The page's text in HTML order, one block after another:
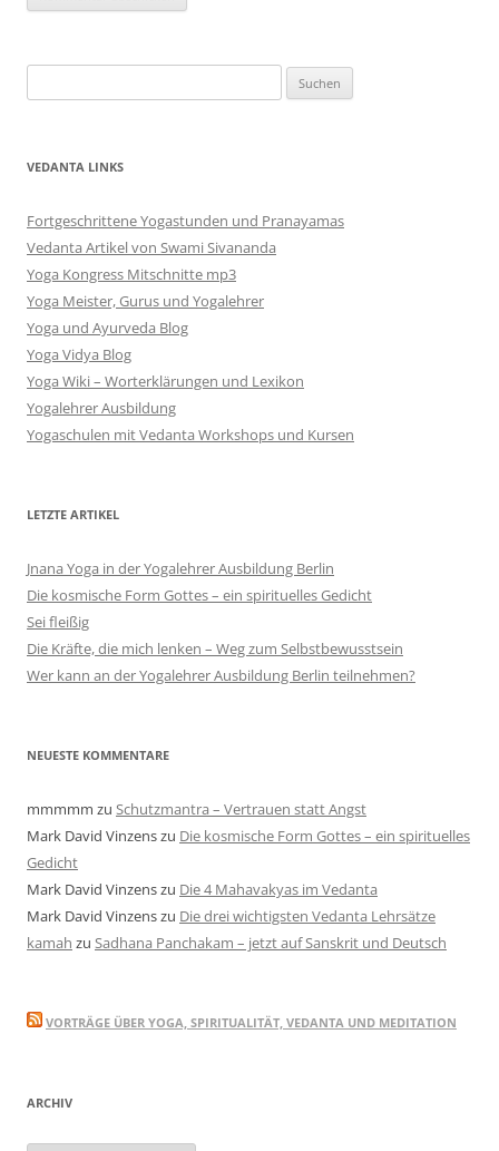
nach:
VEDANTA LINKS
Fortgeschrittene Yogastunden und Pranayamas
Vedanta Artikel von Swami Sivananda
Yoga Kongress Mitschnitte mp3
Yoga Meister, Gurus und Yogalehrer
Yoga und Ayurveda Blog
Yoga Vidya Blog
Yoga Wiki – Worterklärungen und Lexikon
Yogalehrer Ausbildung
Yogaschulen mit Vedanta Workshops und Kursen
LETZTE ARTIKEL
Jnana Yoga in der Yogalehrer Ausbildung Berlin
Die kosmische Form Gottes – ein spirituelles Gedicht
Sei fleißig
Die Kräfte, die mich lenken – Weg zum Selbstbewusstsein
Wer kann an der Yogalehrer Ausbildung Berlin teilnehmen?
NEUESTE KOMMENTARE
mmmmm zu Schutzmantra – Vertrauen statt Angst
Mark David Vinzenszu Die kosmische Form Gottes – ein spirituelles
Gedicht
Mark David Vinzenszu Die 4 Mahavakyas im Vedanta
Mark David Vinzenszu Die drei wichtigsten Vedanta Lehrsätze
kamah zu Sadhana Panchakam – jetzt auf Sanskrit und Deutsch
VORTRÄGE ÜBER YOGA, SPIRITUALITÄT, VEDANTA UND MEDITATION
ARCHIV